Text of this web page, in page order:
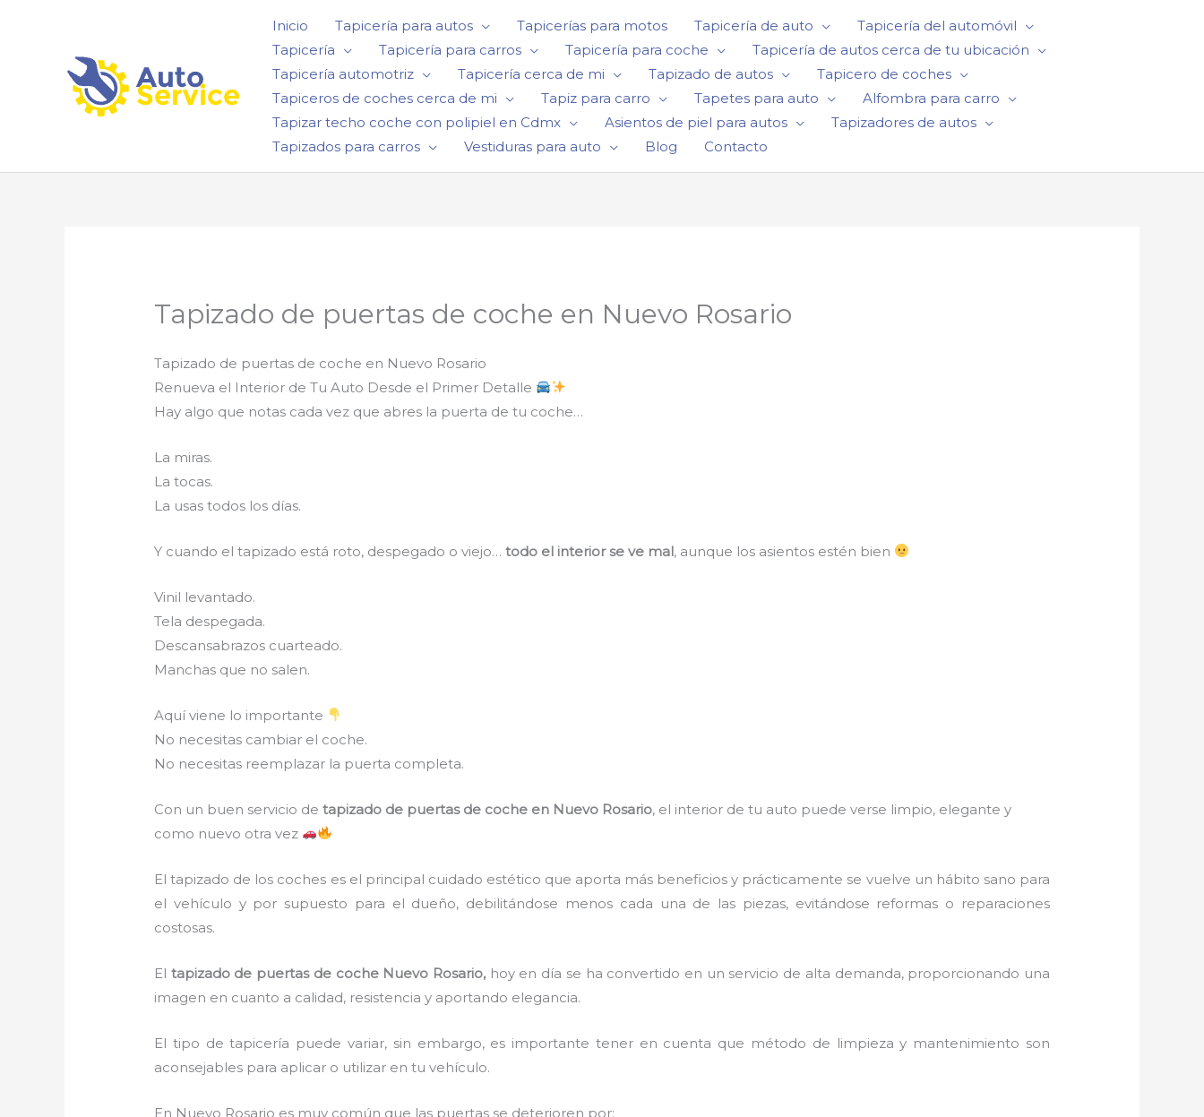
Inicio Tapicería para autos Tapicerías para motos Tapicería de auto
Tapicería del automóvil
Tapicería
Tapicería para carros Tapicería para coche
Tapicería de autos cerca de tu ubicación
Tapicería automotriz
Tapicería cerca de mi Tapizado de autos
Tapicero de coches
Tapiceros de coches cerca de mi
Tapiz para carro Tapetes para auto
Alfombra para carro
Tapizar techo coche con polipiel en Cdmx
Asientos de piel para autos
Tapizadores de autos
Tapizados para carros
Vestiduras para auto Blog Contacto
Tapizado de puertas de coche en Nuevo Rosario
Tapizado de puertas de coche en Nuevo Rosario
Renueva el Interior de Tu Auto Desde el Primer Detalle
Hay algo que notas cada vez que abres la puerta de tu coche…
La miras.
La tocas.
La usas todos los días.
Y cuando el tapizado está roto, despegado o viejo…todo el interior se ve mal, aunque los asientos estén bien
Vinil levantado.
Tela despegada.
Descansabrazos cuarteado.
Manchas que no salen.
Aquí viene lo importante
No necesitas cambiar el coche.
No necesitas reemplazar la puerta completa.
Con un buen servicio detapizado de puertas de coche en Nuevo Rosario, el interior de tu auto puede verse limpio, elegante y
como nuevo otra vez
El tapizado de los coches es el principal cuidado estético que aporta más beneficios y prácticamente se vuelve un hábito sano para
el vehículo y por supuesto para el dueño, debilitándose menos cada una de las piezas, evitándose reformas o reparaciones
costosas.
El tapizado de puertas de coche Nuevo Rosario, hoy en día se ha convertido en un servicio de alta demanda, proporcionando una
imagen en cuanto a calidad, resistencia y aportando elegancia.
El tipo de tapicería puede variar, sin embargo, es importante tener en cuenta que método de limpieza y mantenimiento son
aconsejables para aplicar o utilizar en tu vehículo.
En Nuevo Rosario es muy común que las puertas se deterioren por: